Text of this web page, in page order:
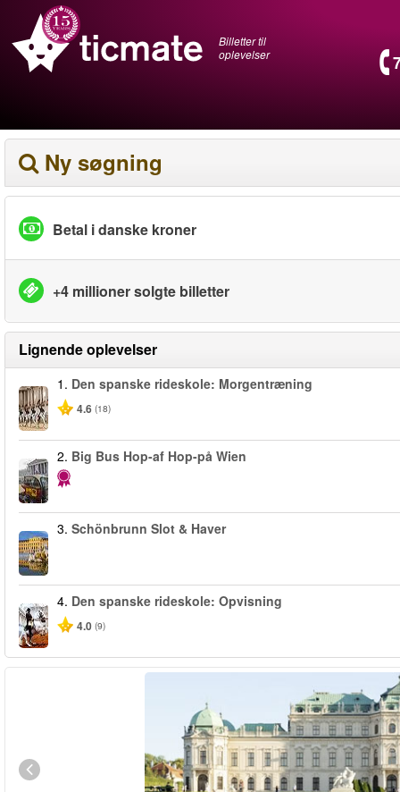
Billetter til
oplevelser
Ny søgning
Betal i danske kroner
+4 millioner solgte billetter
Lignende oplevelser
1. Den spanske rideskole: Morgentræning
4.6 (18)
2. Big Bus Hop-af Hop-på Wien
3. Schönbrunn Slot & Haver
4. Den spanske rideskole: Opvisning
4.0 (9)